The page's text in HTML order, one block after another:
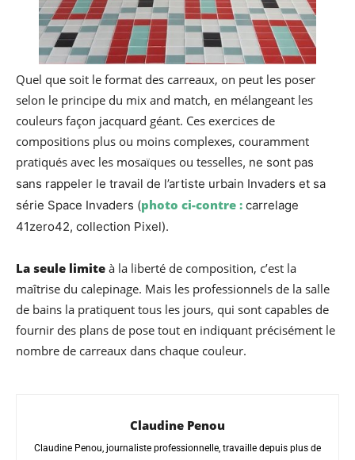
Quel que soit le format des carreaux, on peut les poser
selon le principe du mix and match, en mélangeant les
couleurs façon jacquard géant. Ces exercices de
compositions plus ou moins complexes, couramment
pratiqués avec les mosaïques ou tesselles, ne sont pas
sans rappeler le travail de l’artiste urbain Invaders et sa
série Space Invaders (photo ci-contre : carrelage
41zero42, collection Pixel).
La seule limite à la liberté de composition, c’est la
maîtrise du calepinage. Mais les professionnels de la salle
de bains la pratiquent tous les jours, qui sont capables de
fournir des plans de pose tout en indiquant précisément le
nombre de carreaux dans chaque couleur.
Claudine Penou
Claudine Penou, journaliste professionnelle, travaille depuis plus de